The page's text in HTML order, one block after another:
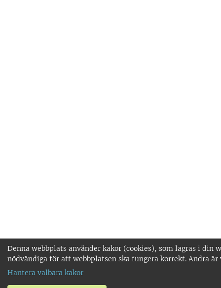
Denna webbplats använder kakor (cookies), som lagras i din
nödvändiga för att webbplatsen ska fungera korrekt. Andra är
Hantera valbara kakor